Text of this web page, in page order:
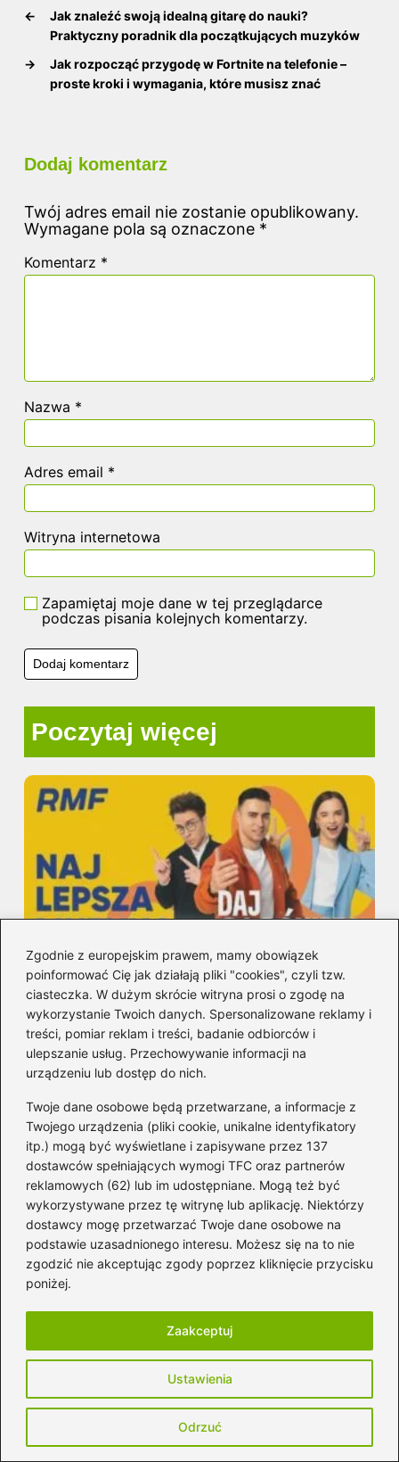
Zgodnie z europejskim prawem, mamy obowiązek
poinformować Cię jak działają pliki "cookies", czyli tzw.
ciasteczka. W dużym skrócie witryna prosi o zgodę na
wykorzystanie Twoich danych. Spersonalizowane reklamy i
treści, pomiar reklam i treści, badanie odbiorców i
ulepszanie usług. Przechowywanie informacji na
urządzeniu lub dostęp do nich.
Twoje dane osobowe będą przetwarzane, a informacje z
Twojego urządzenia (pliki cookie, unikalne identyfikatory
itp.) mogą być wyświetlane i zapisywane przez 137
dostawców spełniających wymogi TFC oraz partnerów
reklamowych (62) lub im udostępniane. Mogą też być
wykorzystywane przez tę witrynę lub aplikację. Niektórzy
dostawcy mogę przetwarzać Twoje dane osobowe na
podstawie uzasadnionego interesu. Możesz się na to nie
zgodzić nie akceptując zgody poprzez kliknięcie przycisku
poniżej.
Ustawienia
Odrzuć
Zaakceptuj
←
Jak znaleźć swoją idealną gitarę do nauki?
Praktyczny poradnik dla początkujących muzyków
→
Jak rozpocząć przygodę w Fortnite na telefonie –
proste kroki i wymagania, które musisz znać
Dodaj komentarz
Twój adres email nie zostanie opublikowany.
Wymagane pola są oznaczone *
Komentarz *
Nazwa *
Adres email *
Witryna internetowa
Zapamiętaj moje dane w tej przeglądarce
podczas pisania kolejnych komentarzy.
Poczytaj więcej
Na jakim kanale RMF FM —
częstotliwości i słuchanie online
2026-08-05
RMF FM: ile ma częstotliwości i gdzie
ich szukać w Polsce
2026-08-04